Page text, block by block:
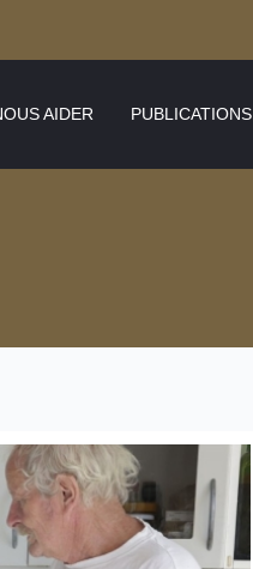
AIDER PUBLICATIONS